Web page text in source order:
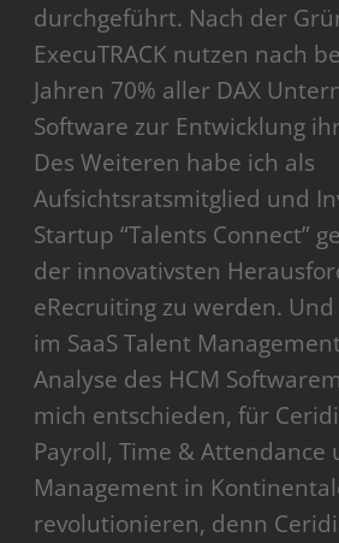
durchgeführt. Nach der
ExecuTRACK nutzen nach
Jahren 70% aller DAX
Software zur Entwicklung
Des Weiteren habe ich als
Aufsichtsratsmitglied und
Startup “Talents Connect”
der innovativsten
eRecruiting zu werden. Und
im SaaS Talent
Analyse des HCM
mich entschieden, für
Payroll, Time & Attendance
Management in
revolutionieren, denn